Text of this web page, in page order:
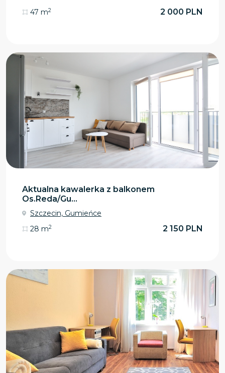
47 m2 2 000 PLN
Aktualna kawalerka z balkonem
Os.Reda/Gu...
Szczecin, Gumieńce
28 m2 2 150 PLN